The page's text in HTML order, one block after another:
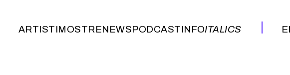
ARTISTIMOSTRENEWSPODCASTINFOITALICS